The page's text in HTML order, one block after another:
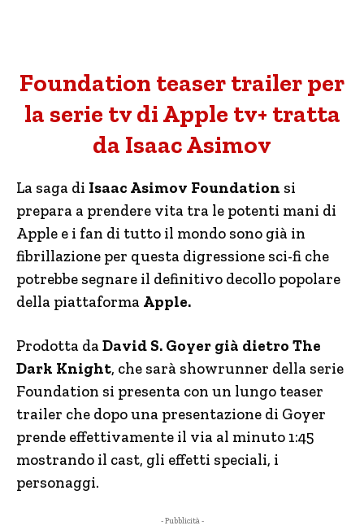
Foundation teaser trailer per
la serie tv di Apple tv+ tratta
da Isaac Asimov
La saga di Isaac Asimov Foundation si
prepara a prendere vita tra le potenti mani di
Apple e i fan di tutto il mondo sono già in
fibrillazione per questa digressione sci-fi che
potrebbe segnare il definitivo decollo popolare
della piattaforma Apple.
Prodotta daDavid S. Goyer già dietro The
Dark Knight, che sarà showrunner della serie
Foundation si presenta con un lungo teaser
trailer che dopo una presentazione di Goyer
prende effettivamente il via al minuto 1:45
mostrando il cast, gli effetti speciali, i
personaggi.
- Pubblicità -